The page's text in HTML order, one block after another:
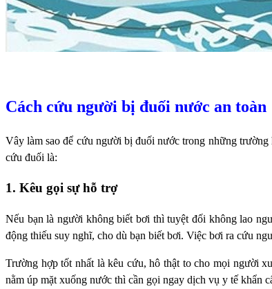
Cách cứu người bị đuối nước an toàn
Vây làm sao để cứu người bị đuối nước trong những
cứu đuối là:
1. Kêu gọi sự hỗ trợ
Nếu bạn là người không biết bơi thì tuyệt đối không lao
động thiếu suy nghĩ, cho dù bạn biết bơi. Việc bơi ra cứu
Trường hợp tốt nhất là kêu cứu, hô thật to cho mọi người
nằm úp mặt xuống nước thì cần gọi ngay dịch vụ y tế khẩn